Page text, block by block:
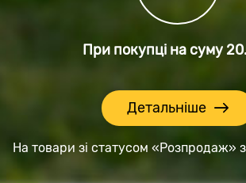
При покупці на суму
Детальніше
На товари зі статусом «Розпродаж»